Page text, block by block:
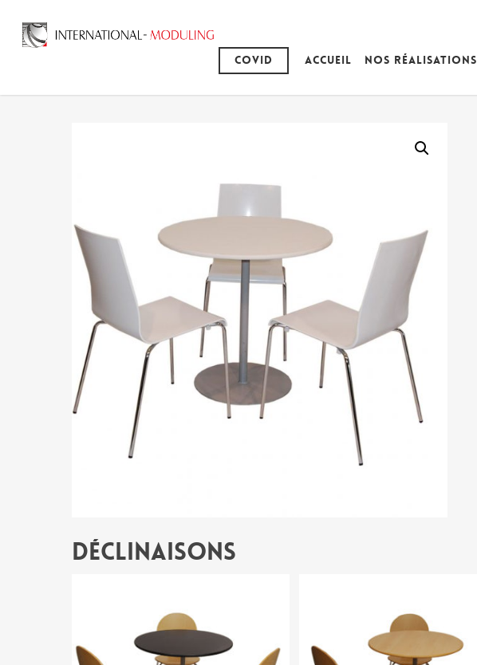
Covid Accueil Nos réalisations
Déclinaisons